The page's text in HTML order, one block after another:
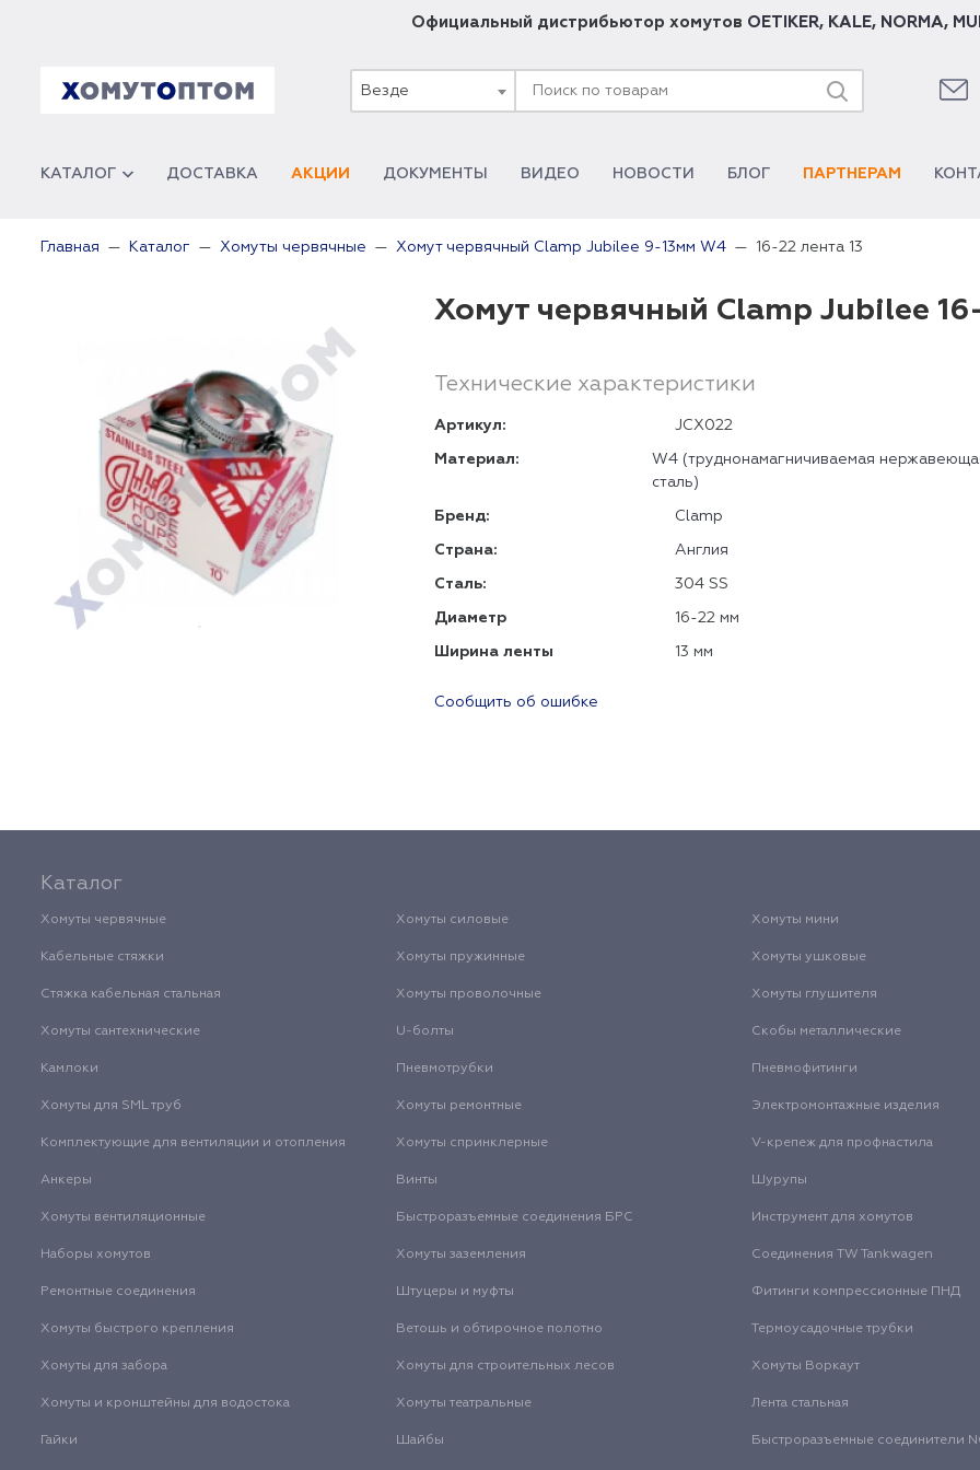
Официальный дистрибьютор хомутов OETIKER, KALE, NORMA,
Везде
КАТАЛОГ ДОСТАВКА АКЦИИ ДОКУМЕНТЫ ВИДЕО НОВОСТИ БЛОГ ПАРТНЕРАМ
Главная Каталог Хомуты червячные Хомут червячный Clamp Jubilee 9-13мм W4 16-22 лента 13
Хомут червячный Clamp Jubilee
Технические характеристики
Артикул: JCX022
Материал:
W4 (труднонамагничиваемая
сталь)
Бренд: Clamp
Страна: Англия
Сталь: 304 SS
Диаметр 16-22 мм
Ширина ленты 13 мм
Сообщить об ошибке
Каталог
Хомуты червячные Хомуты силовые Хомуты мини
Кабельные стяжки Хомуты пружинные Хомуты ушковые
Стяжка кабельная стальная Хомуты проволочные Хомуты глушителя
Хомуты сантехнические U-болты Скобы металлические
Камлоки Пневмотрубки Пневмофитинги
Хомуты для SML труб Хомуты ремонтные Электромонтажные изделия
Комплектующие для вентиляции и отопления Хомуты спринклерные V-крепеж для профнастила
Анкеры Винты Шурупы
Хомуты вентиляционные Быстроразъемные соединения БРС Инструмент для хомутов
Наборы хомутов Хомуты заземления Соединения TW Tankwagen
Ремонтные соединения Штуцеры и муфты Фитинги компрессионные ПНД
Хомуты быстрого крепления Ветошь и обтирочное полотно Термоусадочные трубки
Хомуты для забора Хомуты для строительных лесов Хомуты Воркаут
Хомуты и кронштейны для водостока Хомуты театральные Лента стальная
Гайки Шайбы Быстроразъемные соединители